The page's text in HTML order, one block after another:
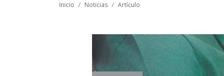
Inicio Noticias Artículo